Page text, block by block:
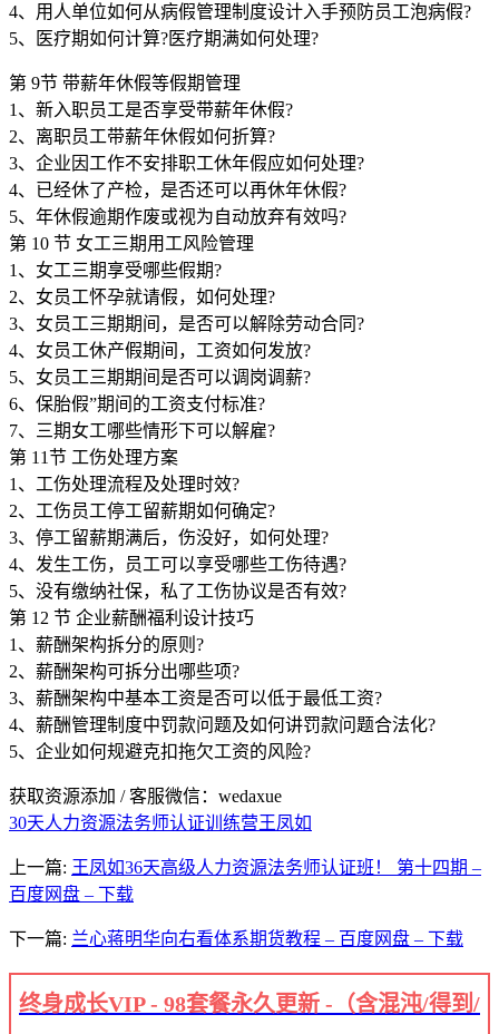
4、用人单位如何从病假管理制度设计入手预防员工泡病假?
5、医疗期如何计算?医疗期满如何处理?
第 9节 带薪年休假等假期管理
1、新入职员工是否享受带薪年休假?
2、离职员工带薪年休假如何折算?
3、企业因工作不安排职工休年假应如何处理?
4、已经休了产检，是否还可以再休年休假?
5、年休假逾期作废或视为自动放弃有效吗?
第 10 节 女工三期用工风险管理
1、女工三期享受哪些假期?
2、女员工怀孕就请假，如何处理?
3、女员工三期期间，是否可以解除劳动合同?
4、女员工休产假期间，工资如何发放?
5、女员工三期期间是否可以调岗调薪?
6、保胎假”期间的工资支付标准?
7、三期女工哪些情形下可以解雇?
第 11节 工伤处理方案
1、工伤处理流程及处理时效?
2、工伤员工停工留薪期如何确定?
3、停工留薪期满后，伤没好，如何处理?
4、发生工伤，员工可以享受哪些工伤待遇?
5、没有缴纳社保，私了工伤协议是否有效?
第 12 节 企业薪酬福利设计技巧
1、薪酬架构拆分的原则?
2、薪酬架构可拆分出哪些项?
3、薪酬架构中基本工资是否可以低于最低工资?
4、薪酬管理制度中罚款问题及如何讲罚款问题合法化?
5、企业如何规避克扣拖欠工资的风险?
获取资源添加 / 客服微信：wedaxue
30天人力资源法务师认证训练营王凤如
上一篇: 王凤如36天高级人力资源法务师认证班！ 第十四期 –
百度网盘 – 下载
下一篇: 兰心蒋明华向右看体系期货教程 – 百度网盘 – 下载
终身成长VIP - 98套餐永久更新 -（含混沌/得到/